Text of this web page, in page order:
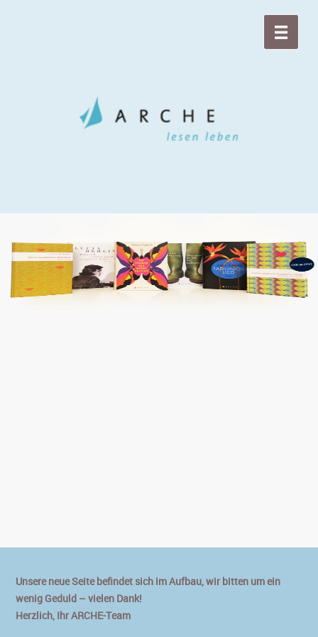
Unsere neue Seite befindet sich im Aufbau, wir bitten um ein
wenig Geduld – vielen Dank!
Herzlich, Ihr ARCHE-Team